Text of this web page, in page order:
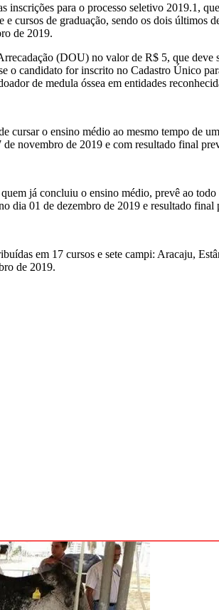
para o processo seletivo 2019.1,
cursos de graduação, sendo os dois últimos
de 2019.
(DOU) no valor de R$ 5, que
o candidato for inscrito no Cadastro Único
de medula óssea em entidades
cursar o ensino médio ao mesmo tempo de
novembro de 2019 e com resultado final
já concluiu o ensino médio, prevê ao
dia 01 de dezembro de 2019 e resultado
em 17 cursos e sete campi: Aracaju,
de 2019.